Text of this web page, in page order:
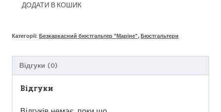
ДОДАТИ В КОШИК
Категорії: Безкаркасний бюстгальтер "Маріне", Бюстгальтери
Відгуки (0)
Відгуки